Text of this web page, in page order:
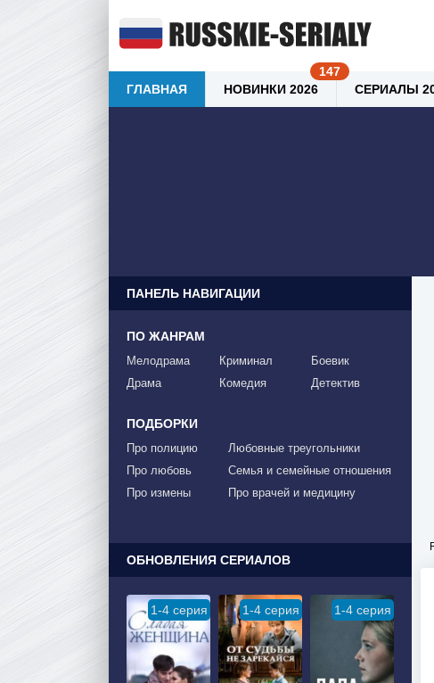
ПАНЕЛЬ НАВИГАЦИИ
ПО ЖАНРАМ
Мелодрама
Драма
Криминал
Комедия
Боевик
Детектив
ПОДБОРКИ
Про полицию
Про любовь
Про измены
Любовные треугольники
Семья и семейные отношения
Про врачей и медицину
ОБНОВЛЕНИЯ СЕРИАЛОВ
1-4 серия 1-4 серия 1-4 серия
ГЛАВНАЯ НОВИНКИ 2026 СЕРИАЛЫ